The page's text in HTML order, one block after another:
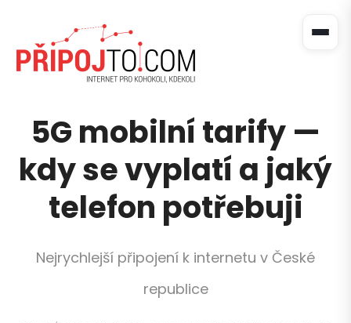
5G mobilní tarify —
kdy se vyplatí a jaký
telefon potřebuji
Nejrychlejší připojení k internetu v České
republice